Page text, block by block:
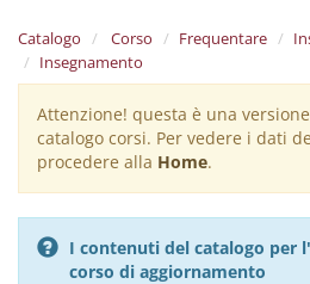
Catalogo Corso Frequentare
Insegnamento
Warning
message
Attenzione! questa è una
catalogo corsi. Per vedere i dati
procedere alla Home.
I contenuti del catalogo per
corso di aggiornamento